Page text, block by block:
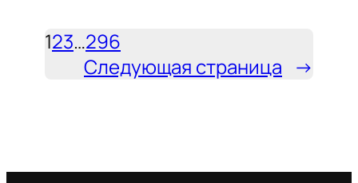
123…296
Следующая страница →